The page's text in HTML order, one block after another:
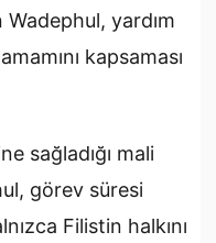
yardım
kapsaması
sağladığı mali
görev süresi
Filistin halkını